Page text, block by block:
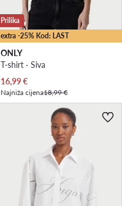
extra -25% Kod: LAST
Prilika
ONLY
T-shirt · Siva
Trenutna cijena
16,99€
Najniža cijena18,99 €